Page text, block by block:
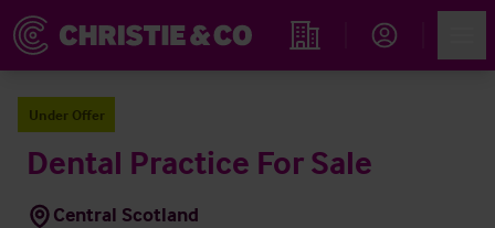
Immobiliensuche
Under Offer
Dental Practice For Sale
Central Scotland